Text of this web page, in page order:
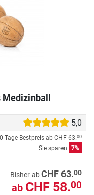
5,0
Tage-Bestpreis ab CHF 63.00
Sie sparen 7%
Bisher abCHF 63.00
ab CHF 58.00